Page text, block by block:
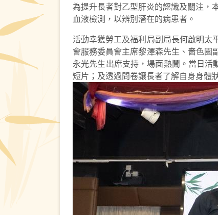
為提升長者對乙型肝炎的認識及關注，
血液檢測，以辨別潛在的病患者。
活動幸獲勞工及福利局副局長何啟明太
會服務委員會主席黎澤森先生、嗇色園
永光先生出席支持，場面熱鬧。當日
短片；及透過問卷讓長者了解自身身體